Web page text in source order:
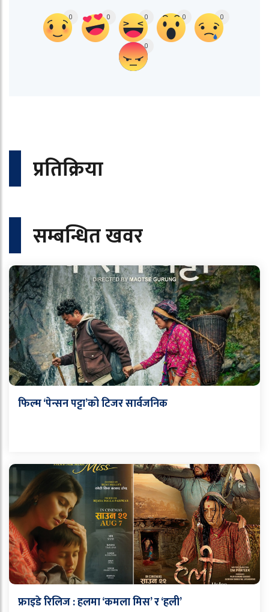
0 0 0 0 0
0
प्रतिक्रिया
सम्बन्धित खवर
फिल्म ‘पेन्सन पट्टा’को टिजर सार्वजनिक
फ्राइडे रिलिज : हलमा ‘कमला मिस’ र ‘हली’